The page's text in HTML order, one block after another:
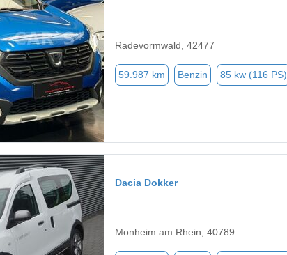
Radevormwald, 42477
59.987 km Benzin 85 kw (116 PS)
Dacia Dokker
Monheim am Rhein, 40789